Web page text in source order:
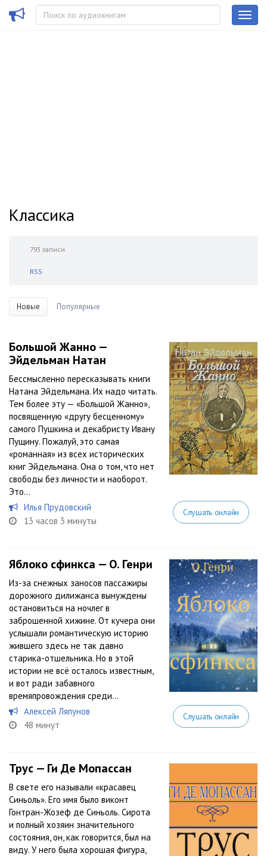
Классика
793 записи
RSS
Новые Популярные
Большой Жанно —
Эйдельман Натан
Бессмысленно пересказывать книги
Натана Эйдельмана. Их надо читать.
Тем более эту — «Большой Жанно»,
посвященную «другу бесценному»
самого Пушкина и декабристу Ивану
Пущину. Пожалуй, это самая
«романная» из всех исторических
книг Эйдельмана. Она о том, что нет
свободы без личности и наоборот.
Это...
Илья Прудовский
13 часов 3 минуты
Слушать онлайн
Яблоко сфинкса — О. Генри
Из-за снежных заносов пассажиры
дорожного дилижанса вынуждены
остановиться на ночлег в
заброшенной хижине. От кучера они
услышали романтическую историю
жившего здесь не так давно
старика-отшельника. Но в этой
истории не всё осталось известным,
и вот ради забавного
времяпровождения среди...
Алексей Ляпунов
48 минут
Слушать онлайн
Трус — Ги Де Мопассан
В свете его называли «красавец
Синьоль». Его имя было виконт
Гонтран-Жозеф де Синьоль. Сирота
и полный хозяин значительного
состояния, он, как говорится, был на
виду. У него была хорошая фигура,